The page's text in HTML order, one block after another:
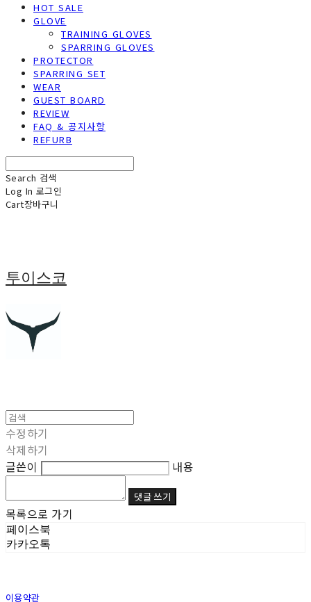
HOT SALE
GLOVE
TRAINING GLOVES
SPARRING GLOVES
PROTECTOR
SPARRING SET
WEAR
GUEST BOARD
REVIEW
FAQ & 공지사항
REFURB
Search 검색
Log In 로그인
Cart장바구니
투이스코
수정하기
삭제하기
글쓴이
내용
댓글 쓰기
목록으로 가기
페이스북
카카오톡
이용약관